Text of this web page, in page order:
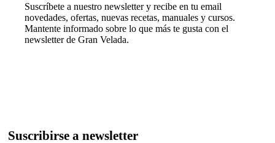
Suscríbete a nuestro newsletter y recibe en tu email
novedades, ofertas, nuevas recetas, manuales y cursos.
Mantente informado sobre lo que más te gusta con el
newsletter de Gran Velada.
Suscribirse a newsletter